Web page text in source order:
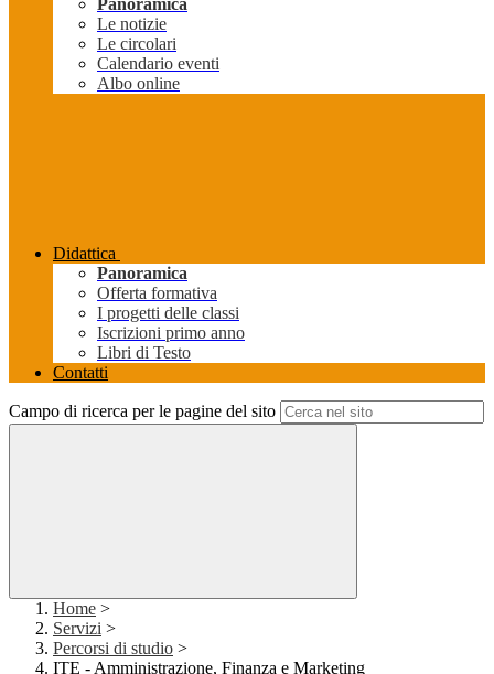
Panoramica
Le notizie
Le circolari
Calendario eventi
Albo online
Didattica
Panoramica
Offerta formativa
I progetti delle classi
Iscrizioni primo anno
Libri di Testo
Contatti
Campo di ricerca per le pagine del sito
Home >
Servizi >
Percorsi di studio >
ITE - Amministrazione, Finanza e Marketing